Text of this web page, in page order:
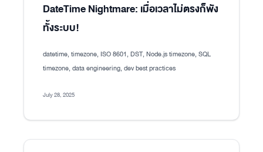
DateTime Nightmare: เมื่อเวลาไม่ตรงก็พัง
ทั้งระบบ!
datetime, timezone, ISO 8601, DST, Node.js timezone, SQL
timezone, data engineering, dev best practices
July 28, 2025